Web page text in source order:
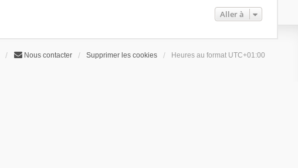
Aller à
Nous contacter Supprimer les cookies Heures au format UTC+01:00